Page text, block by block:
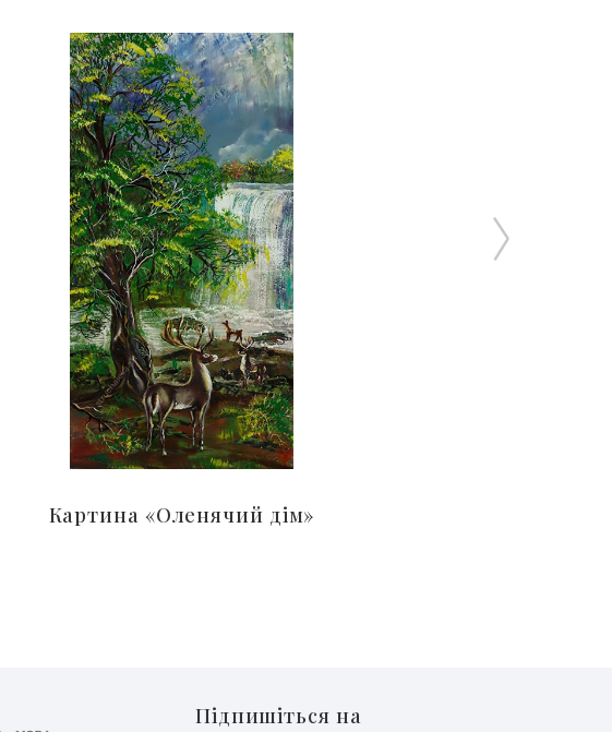
Картина «Оленячий дім»
Підпишіться на